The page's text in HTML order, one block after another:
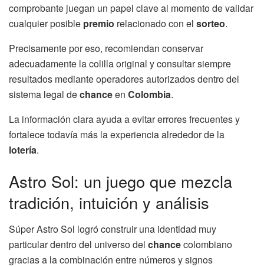
comprobante juegan un papel clave al momento de validar
cualquier posible premio relacionado con el sorteo.
Precisamente por eso, recomiendan conservar
adecuadamente la colilla original y consultar siempre
resultados mediante operadores autorizados dentro del
sistema legal dechanceen Colombia.
La información clara ayuda a evitar errores frecuentes y
fortalece todavía más la experiencia alrededor de la
lotería.
Astro Sol: un juego que mezcla
tradición, intuición y análisis
Súper Astro Sol logró construir una identidad muy
particular dentro del universo del chancecolombiano
gracias a la combinación entre números y signos